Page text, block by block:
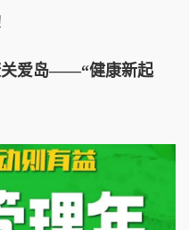
关爱岛——“健康新起